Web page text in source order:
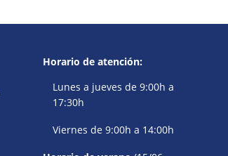
Horario de atención:
Lunes a jueves de 9:00h a
17:30h
Viernes de 9:00h a 14:00h